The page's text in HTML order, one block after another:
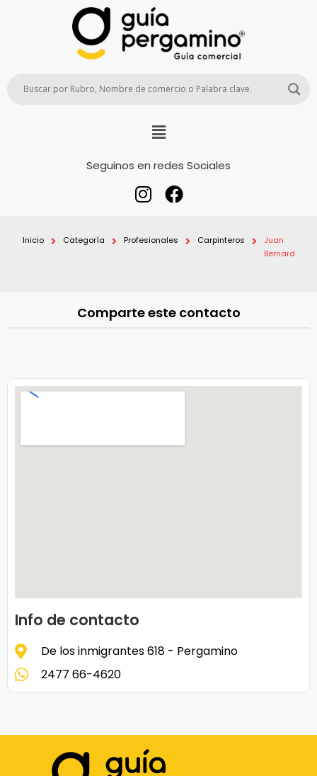
Seguinos en redes Sociales
Inicio Categoría Profesionales Carpinteros
Juan
Bernard
Comparte este contacto
Info de contacto
De los inmigrantes 618 - Pergamino
2477 66-4620